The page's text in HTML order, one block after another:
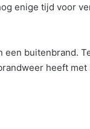
enige tijd voor
buitenbrand.
heeft